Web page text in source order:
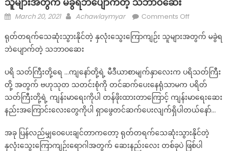
Posted
March 20, 2021 Author
Achawlaymyar Comments Offon
သေဆုံး
တဲ့
နှလုံး
သွေးကြော
ကျဉ်း
အတွက်
မ
ရုတ်တရက်သေဆုံးသွားနိုင်တဲ့ နှလုံးသွေးကြောကျဉ်း သူများအတွက် မခွဲရ
ဘဲပျောက်တဲ့ သဘာဝဆေး
ပရိ သတ်ကြီးတို့ရေ …ကျနော်တို့ရဲ့ မီဒီယာစာမျက်နှာလေးက ပရိသတ်ကြီး
တို့ အတွက် ဗဟုသုတ သတင်းစုံကို တင်ဆက်ပေးနေရုံသာမက ပရိတ်
သတ်ကြီးတို့ရဲ့ ကျန်းမာရေးကိုပါ တန်ဖိုးထားတာကြောင့် ကျန်းမာရေးဆေး
နည်းအကြောင်းလေးတွေကိုပါ ရှာဖွေတင်ဆက်ပေးလျက်ရှိပါတယ်နော်…
အခု ပြန်လည်မျှဝေပေးချင်တာကတော့ ရုတ်တရက်သေဆုံးသွားနိုင်တဲ့
နှလုံးသွေးကြောကျဉ်းရောဂါအတွက် ဆေးနည်းလေး တစ်ခုပဲ ဖြစ်ပါ